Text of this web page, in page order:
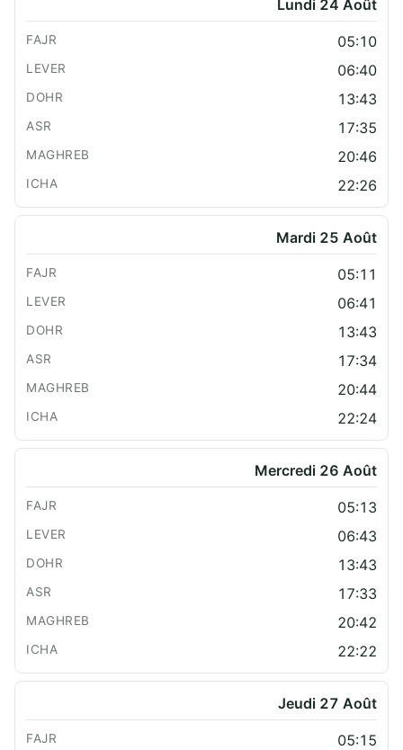
Lundi 24 Août
05:10
06:40
13:43
17:35
20:46
22:26
Mardi 25 Août
05:11
06:41
13:43
17:34
20:44
22:24
Mercredi 26 Août
05:13
06:43
13:43
17:33
20:42
22:22
Jeudi 27 Août
05:15